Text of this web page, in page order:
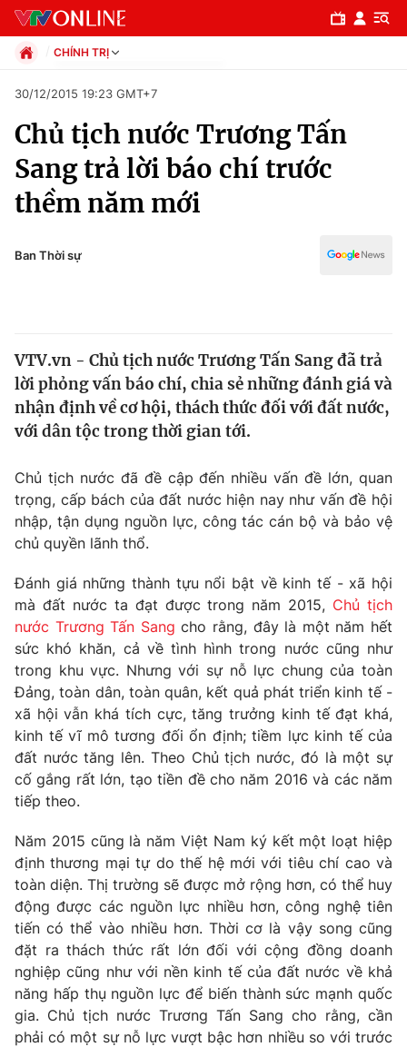
Chuyên mục
Chính trị
Thế giới
Tin tức
Câu chuyện quốc tế
Tài chính
Thị trường
Góc doanh nghiệp
Dữ liệu và đời sống
Truyền hình
Phim VTV
Hậu trường
Nhân vật
Khán giả
Giải sao mai
Giải trí
Điện ảnh
Âm nhạc
Sao
Đời sống
Du lịch
Làm đẹp
Chất lượng cuộc sống
Giáo dục
Tuyển sinh
Học trực tuyến
Công nghệ
Hitech Công nghệ tương lai
Sản phẩm
Thị trường
Tư vấn
Giao lưu trực tuyến
Lịch phát sóng
Chuyên mục khác
Emagazine Podcast
Photo Infographic
CHÍNH TRỊ
Xã hội
Pháp luật
Kinh tế
Thể thao
Truyền hình
Đời sống
30/12/2015 19:23 GMT+7
Chủ tịch nước Trương Tấn
Sang trả lời báo chí trước
thềm năm mới
Ban Thời sự
VTV.vn - Chủ tịch nước Trương Tấn Sang đã trả
lời phỏng vấn báo chí, chia sẻ những đánh giá và
nhận định về cơ hội, thách thức đối với đất nước,
với dân tộc trong thời gian tới.
Chủ tịch nước đã đề cập đến nhiều vấn đề lớn, quan
trọng, cấp bách của đất nước hiện nay như vấn đề hội
nhập, tận dụng nguồn lực, công tác cán bộ và bảo vệ
chủ quyền lãnh thổ.
Đánh giá những thành tựu nổi bật về kinh tế - xã hội
mà đất nước ta đạt được trong năm 2015, Chủ tịch
nước Trương Tấn Sang cho rằng, đây là một năm hết
sức khó khăn, cả về tình hình trong nước cũng như
trong khu vực. Nhưng với sự nỗ lực chung của toàn
Đảng, toàn dân, toàn quân, kết quả phát triển kinh tế -
xã hội vẫn khá tích cực, tăng trưởng kinh tế đạt khá,
kinh tế vĩ mô tương đối ổn định; tiềm lực kinh tế của
đất nước tăng lên. Theo Chủ tịch nước, đó là một sự
cố gắng rất lớn, tạo tiền đề cho năm 2016 và các năm
tiếp theo.
Năm 2015 cũng là năm Việt Nam ký kết một loạt hiệp
định thương mại tự do thế hệ mới với tiêu chí cao và
toàn diện. Thị trường sẽ được mở rộng hơn, có thể huy
động được các nguồn lực nhiều hơn, công nghệ tiên
tiến có thể vào nhiều hơn. Thời cơ là vậy song cũng
đặt ra thách thức rất lớn đối với cộng đồng doanh
nghiệp cũng như với nền kinh tế của đất nước về khả
năng hấp thụ nguồn lực để biến thành sức mạnh quốc
gia. Chủ tịch nước Trương Tấn Sang cho rằng, cần
phải có một sự nỗ lực vượt bậc hơn nhiều so với trước